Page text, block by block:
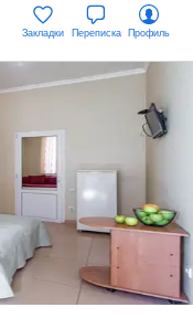
Закладки Переписка Профиль